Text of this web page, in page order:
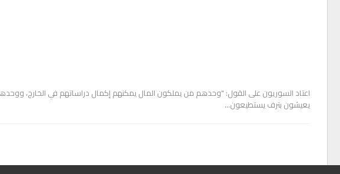
اعتاد السوريون على القول: "وحدهم من يملكون المال يمكنهم إكمال دراساتهم في الخارج،
يعيشون بترف يستطيعون…